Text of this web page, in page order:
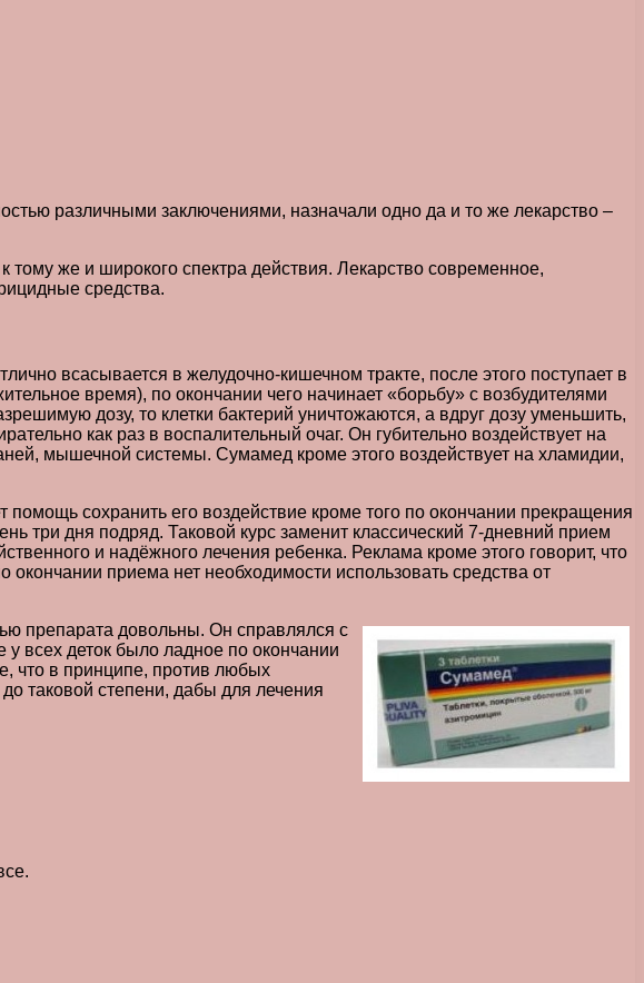
различными заключениями, назначали одно да и то же лекарство –
же и широкого спектра действия. Лекарство современное,
средства.
всасывается в желудочно-кишечном тракте, после этого поступает в
время), по окончании чего начинает «борьбу» с возбудителями
дозу, то клетки бактерий уничтожаются, а вдруг дозу уменьшить,
как раз в воспалительный очаг. Он губительно воздействует на
мышечной системы. Сумамед кроме этого воздействует на хламидии,
сохранить его воздействие кроме того по окончании прекращения
три дня подряд. Таковой курс заменит классический 7-дневний прием
и надёжного лечения ребенка. Реклама кроме этого говорит, что
приема нет необходимости использовать средства от
препарата довольны. Он справлялся с
всех деток было ладное по окончании
что в принципе, против любых
таковой степени, дабы для лечения